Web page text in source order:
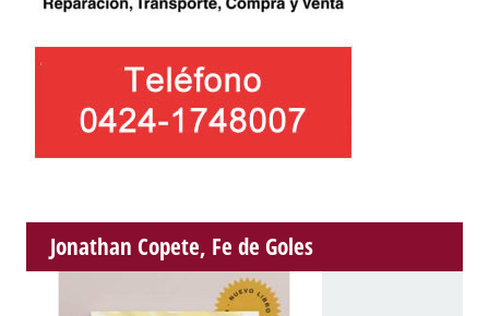
Jonathan Copete, Fe de Goles